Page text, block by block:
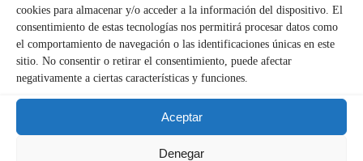
cookies para almacenar y/o acceder a la información del dispositivo. El
consentimiento de estas tecnologías nos permitirá procesar datos como
el comportamiento de navegación o las identificaciones únicas en este
sitio. No consentir o retirar el consentimiento, puede afectar
negativamente a ciertas características y funciones.
Aceptar
Denegar
Event Details
Fechas y horas
29/05/202414:00-05/06/202410:00 (GMT+02:00)